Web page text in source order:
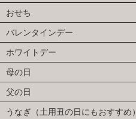
おせち
バレンタインデー
ホワイトデー
母の日
父の日
うなぎ（土用丑の日にもおすすめ）